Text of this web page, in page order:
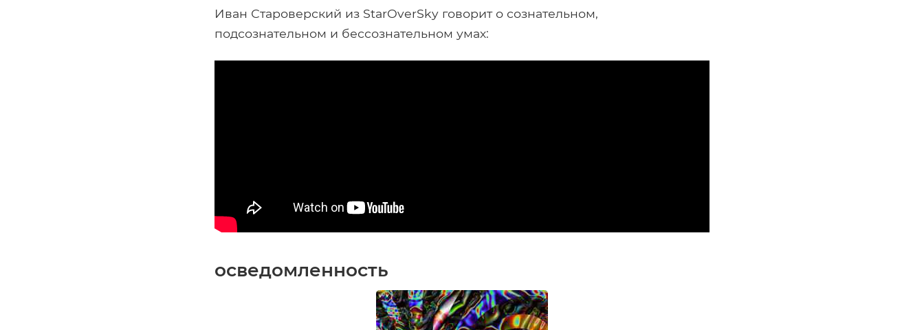
Иван Староверский из StarOverSky говорит о сознательном,
подсознательном и бессознательном умах:
осведомленность